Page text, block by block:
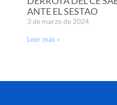
ANTE EL SESTAO
3 de marzo de 2024
Leer más »